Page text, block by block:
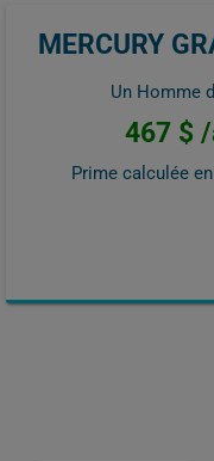
MERCURY
Un Homme
467 $
Prime calculée en